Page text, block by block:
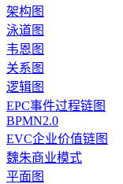
架构图
泳道图
韦恩图
关系图
逻辑图
EPC事件过程链图
BPMN2.0
EVC企业价值链图
魏朱商业模式
平面图